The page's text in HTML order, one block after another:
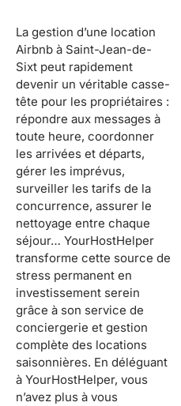
La gestion d’une location
Airbnb à Saint-Jean-de-
Sixt peut rapidement
devenir un véritable casse-
tête pour les propriétaires :
répondre aux messages à
toute heure, coordonner
les arrivées et départs,
gérer les imprévus,
surveiller les tarifs de la
concurrence, assurer le
nettoyage entre chaque
séjour… YourHostHelper
transforme cette source de
stress permanent en
investissement serein
grâce à son service de
conciergerie et gestion
complète des locations
saisonnières. En déléguant
à YourHostHelper, vous
n’avez plus à vous
professionnelle, de
l’optimisation tarifaire, du
suivi des réservations et
voyageurs, du check-
in/check-out, du nettoyage
professionnel, de la
fourniture du linge et des
consommables, de la
maintenance, et propose
même un service de
conciergerie 24/7. Cette
approche clé en main
permet aux investisseurs
expérimentés de multiplier
leurs biens sans multiplier
leur charge de travail, tout
en maintenant des
standards hôteliers qui
garantissent d’excellents
avis et un positionnement
haut de gamme. Résultat :
vos locations fonctionnent